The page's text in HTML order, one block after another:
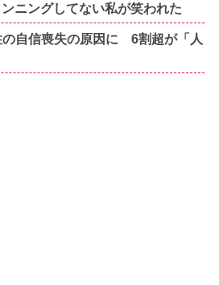
ニングしてない私が笑われた
の自信喪失の原因に 6割超が「人